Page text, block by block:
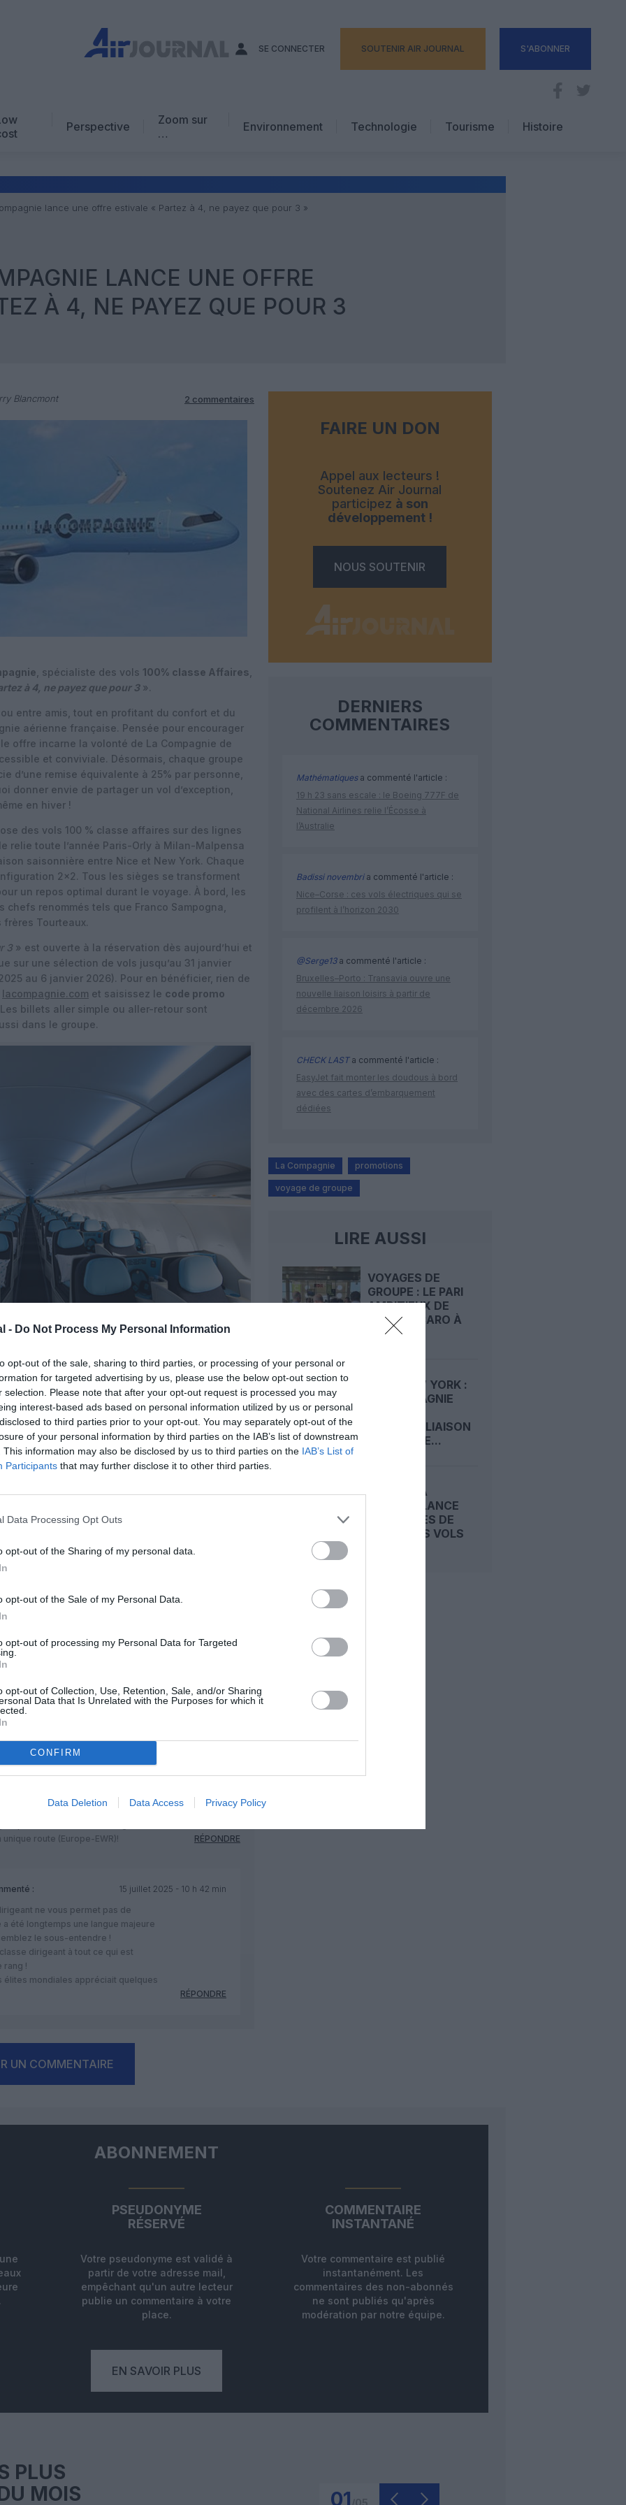
- Do Not Process My Personal Information
opt-out of the sale, sharing to third parties, or processing of your personal or
for targeted advertising by us, please use the below opt-out section to
selection. Please note that after your opt-out request is processed you may
interest-based ads based on personal information utilized by us or personal
to third parties prior to your opt-out. You may separately opt-out of the
of your personal information by third parties on the IAB’s list of downstream
This information may also be disclosed by us to third parties on the IAB’s List of
Participants that may further disclose it to other third parties.
Data Processing Opt Outs
opt-out of the Sharing of my personal data.
opt-out of the Sale of my Personal Data.
opt-out of processing my Personal Data for Targeted
opt-out of Collection, Use, Retention, Sale, and/or Sharing
Data that Is Unrelated with the Purposes for which it
CONFIRM
Data Deletion Data Access Privacy Policy
SE CONNECTER SOUTENIR AIR JOURNAL S'ABONNER
Perspective
Zoom sur
…
Avis d’expert
Environnement Technologie
Tourisme
Hôtellerie
Histoire
lance une offre estivale « Partez à 4, ne payez que pour 3 »
LANCE UNE OFFRE
À 4, NE PAYEZ QUE POUR 3
Blancmont 2 commentaires
, spécialiste des vols 100% classe Affaires
à 4, ne payez que pour 3».
entre amis, tout en profitant du confort et du
aérienne française. Pensée pour encourager
offre incarne la volonté de La Compagnie de
et conviviale. Désormais, chaque groupe
d’une remise équivalente à 25% par personne,
donner envie de partager un vol d’exception,
en hiver !
des vols 100 % classe affaires sur des lignes
relie toute l’année Paris-Orly à Milan-Malpensa
saisonnière entre Nice et New York. Chaque
2×2. Tous les sièges se transforment
un repos optimal durant le voyage. À bord, les
renommés tels que Franco Sampogna,
frères Tourteaux.
3 » est ouverte à la réservation dès aujourd’hui et
sur une sélection de vols jusqu’au 31 janvier
au 6 janvier 2026). Pour en bénéficier, rien de
lacompagnie.com et saisissez le code promo
billets aller simple ou aller-retour sont
dans le groupe.
©La Compagnie
apprécié l’article ?
nous, faites un don !
SOUTENIR
peu vendeur et un réseau aussi
tarifaire sont parfaits pour qui veut
guerre commerciale contre l’UE
pourrait en souffrir. Il est grand
route (Europe-EWR)!
RÉPONDRE
:
15 juillet 2025 - 10 h 42 min
ne vous permet pas de
été longtemps une langue majeure
le sous-entendre !
dirigeant à tout ce qui est
rang !
élites mondiales appréciait quelques
RÉPONDRE
UN COMMENTAIRE
FAIRE UN DON
Appel aux lecteurs !
Soutenez Air Journal
participez à son
développement !
NOUS SOUTENIR
DERNIERS
COMMENTAIRES
Mathématiquesa commenté l'article :
19 h 23 sans escale : le Boeing 777F de
National Airlines relie l’Écosse à
l’Australie
Badissi novembria commenté l'article :
Nice–Corse : ces vols électriques qui se
profilent à l’horizon 2030
@Serge13a commenté l'article :
Bruxelles–Porto : Transavia ouvre une
nouvelle liaison loisirs à partir de
décembre 2026
CHECK LASTa commenté l'article :
EasyJet fait monter les doudous à bord
avec des cartes d’embarquement
dédiées
La Compagnie promotions
voyage de groupe
LIRE AUSSI
VOYAGES DE
GROUPE : LE PARI
AMBITIEUX DE
JÉRÔME CARO À
LA...
NICE–NEW YORK :
LA COMPAGNIE
PREMIÈRE LIAISON
HIVERNALE...
MALAYSIA
AIRLINES LANCE
SES OFFRES DE
NOËL : DES VOLS
ABONNEMENT
PSEUDONYME
RÉSERVÉ
Votre pseudonyme est validé à
partir de votre adresse mail,
empêchant qu'un autre lecteur
publie un commentaire à votre
place.
COMMENTAIRE
INSTANTANÉ
Votre commentaire est publié
instantanément. Les
commentaires des non-abonnés
ne sont publiés qu'après
modération par notre équipe.
EN SAVOIR PLUS
PLUS
MOIS
01